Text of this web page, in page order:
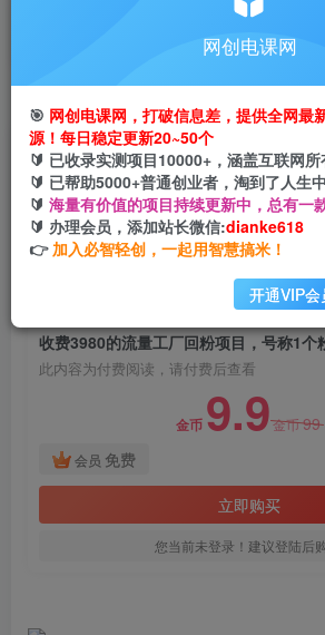
搭建同款网站，自己当老板
收费3980的流量工厂回粉项目，
【详细玩法教程解析】
网创电课网
2年前发布
此内容为付费阅读，请付费后查看
金币 9.9金币99
会员 免费
立即购买
您当前未登录！建议登陆后
网创电课网
🎯 网创电课网，打破信息差，提供全网最
源！每日稳定更新20~50个
🔰 已收录实测项目10000+，涵盖互联网
🔰 已帮助5000+普通创业者，淘到了人生
🔰 海量有价值的项目持续更新中，总有一
🔰 办理会员，添加站长微信:dianke618
👉 加入必智轻创，一起用智慧搞米！
开通VIP会